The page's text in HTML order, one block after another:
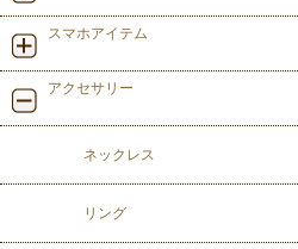
スマホアイテム
アクセサリー
ネックレス
リング